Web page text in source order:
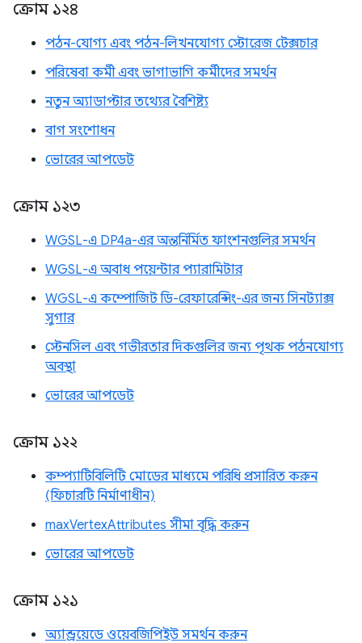
ক্রোম ১২৪
পঠন-যোগ্য এবং পঠন-লিখনযোগ্য স্টোরেজ টেক্সচার
পরিষেবা কর্মী এবং ভাগাভাগি কর্মীদের সমর্থন
নতুন অ্যাডাপ্টার তথ্যের বৈশিষ্ট্য
বাগ সংশোধন
ভোরের আপডেট
ক্রোম ১২৩
WGSL-এ DP4a-এর অন্তর্নির্মিত ফাংশনগুলির সমর্থন
WGSL-এ অবাধ পয়েন্টার প্যারামিটার
WGSL-এ কম্পোজিট ডি-রেফারেন্সিং-এর জন্য সিনট্যাক্স
সুগার
স্টেনসিল এবং গভীরতার দিকগুলির জন্য পৃথক পঠনযোগ্য
অবস্থা
ভোরের আপডেট
ক্রোম ১২২
কম্প্যাটিবিলিটি মোডের মাধ্যমে পরিধি প্রসারিত করুন
(ফিচারটি নির্মাণাধীন)
maxVertexAttributes সীমা বৃদ্ধি করুন
ভোরের আপডেট
ক্রোম ১২১
অ্যান্ড্রয়েডে ওয়েবজিপিইউ সমর্থন করুন